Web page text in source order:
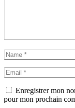
Enregistrer mon
pour mon prochain